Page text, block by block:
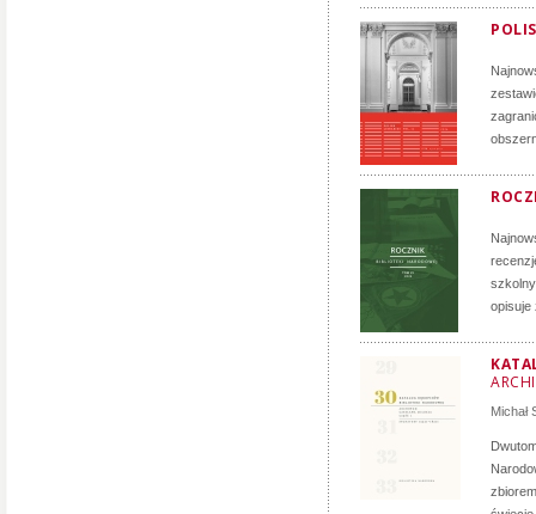
opisuje
Michał